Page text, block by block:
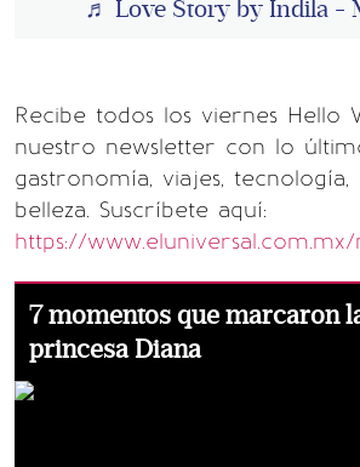
♬ Love Story by Indila -
Recibe todos los viernes Hello
nuestro newsletter con lo
gastronomía, viajes,
belleza. Suscríbete aquí:
https://
7 momentos que marcaron
princesa Diana